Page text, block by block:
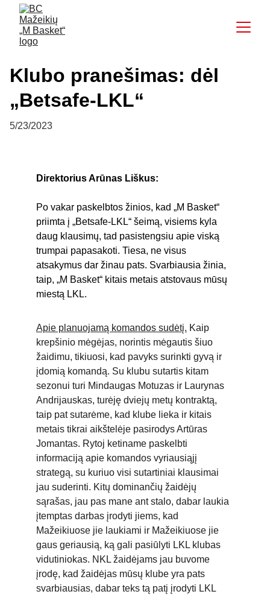
Klubo pranešimas: dėl
„Betsafe-LKL“
5/23/2023
Direktorius Arūnas Liškus:
Po vakar paskelbtos žinios, kad „M Basket“
priimta į „Betsafe-LKL“ šeimą, visiems kyla
daug klausimų, tad pasistengsiu apie viską
trumpai papasakoti. Tiesa, ne visus
atsakymus dar žinau pats. Svarbiausia žinia,
taip, „M Basket“ kitais metais atstovaus mūsų
miestą LKL.
Apie planuojamą komandos sudėtį. Kaip
krepšinio mėgėjas, norintis mėgautis šiuo
žaidimu, tikiuosi, kad pavyks surinkti gyvą ir
įdomią komandą. Su klubu sutartis kitam
sezonui turi Mindaugas Motuzas ir Laurynas
Andrijauskas, turėję dviejų metų kontraktą,
taip pat sutarėme, kad klube lieka ir kitais
metais tikrai aikštelėje pasirodys Artūras
Jomantas. Rytoj ketiname paskelbti
informaciją apie komandos vyriausiąjį
strategą, su kuriuo visi sutartiniai klausimai
jau suderinti. Kitų dominančių žaidėjų
sąrašas, jau pas mane ant stalo, dabar laukia
įtemptas darbas įrodyti jiems, kad
Mažeikiuose jie laukiami ir Mažeikiuose jie
gaus geriausią, ką gali pasiūlyti LKL klubas
vidutiniokas. NKL žaidėjams jau buvome
įrodę, kad žaidėjas mūsų klube yra pats
svarbiausias, dabar teks tą patį įrodyti LKL